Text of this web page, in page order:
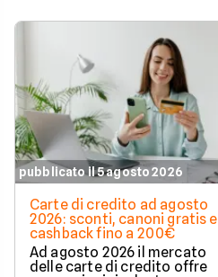
pubblicato il 5 agosto 2026
Carte di credito ad agosto
2026: sconti, canoni gratis e
cashback fino a 200€
Ad agosto 2026 il mercato
delle carte di credito offre